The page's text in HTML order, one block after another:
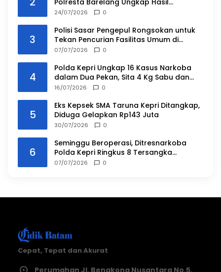
Penyidikan dan Duduk Perkara
24/07/2026 0
3
Polisi Sasar Pengepul Rongsokan untuk
Tekan Pencurian Fasilitas Umum di
Batam
07/07/2026 0
4
Polda Kepri Ungkap 16 Kasus Narkoba
dalam Dua Pekan, Sita 4 Kg Sabu dan
Ribuan Vape Etomidate
16/07/2026 0
5
Eks Kepsek SMA Taruna Kepri Ditangkap,
Diduga Gelapkan Rp143 Juta
30/07/2026 0
6
Seminggu Beroperasi, Ditresnarkoba
Polda Kepri Ringkus 8 Tersangka
Narkoba
07/07/2026 0
Cepat, Tepat dan Akurat
Perumahan Jl. Bengkong Nusantara No.5,